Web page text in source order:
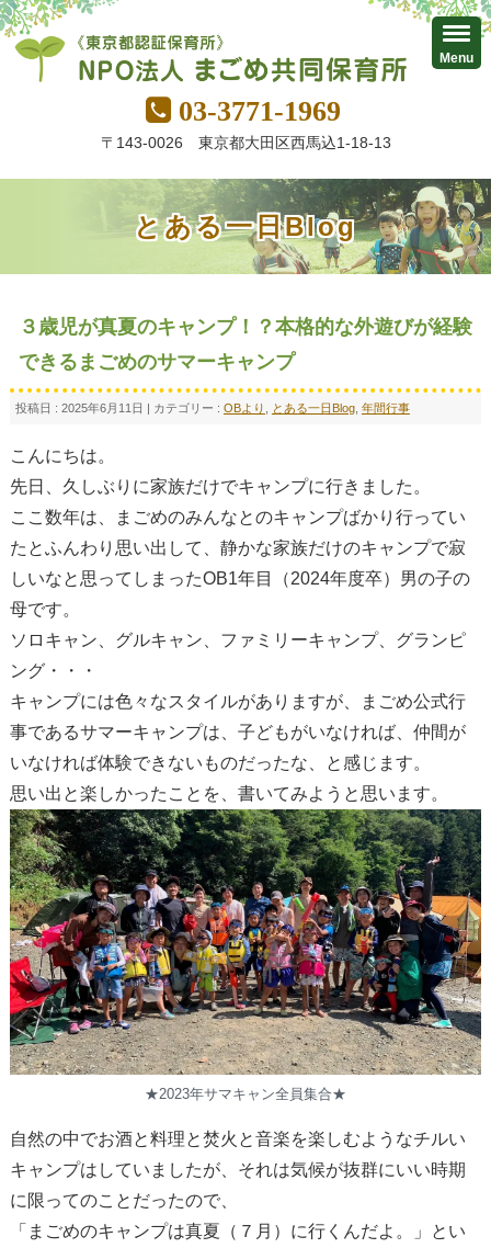
03-3771-1969
〒143-0026 東京都大田区西馬込1-18-13
とある一日Blog
３歳児が真夏のキャンプ！？本格的な外遊びが経験
できるまごめのサマーキャンプ
投稿日 : 2025年6月11日 | カテゴリー : OBより とある一日Blog, 年間行事
こんにちは。
先日、久しぶりに家族だけでキャンプに行きました。
ここ数年は、まごめのみんなとのキャンプばかり行ってい
たとふんわり思い出して、静かな家族だけのキャンプで寂
しいなと思ってしまったOB1年目（2024年度卒）男の子の
母です。
ソロキャン、グルキャン、ファミリーキャンプ、グランピ
ング・・・
キャンプには色々なスタイルがありますが、まごめ公式行
事であるサマーキャンプは、子どもがいなければ、仲間が
いなければ体験できないものだったな、と感じます。
思い出と楽しかったことを、書いてみようと思います。
★2023年サマキャン全員集合★
自然の中でお酒と料理と焚火と音楽を楽しむようなチルい
キャンプはしていましたが、それは気候が抜群にいい時期
に限ってのことだったので、
「まごめのキャンプは真夏（７月）に行くんだよ。」とい
Menu